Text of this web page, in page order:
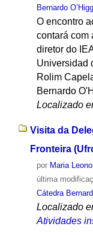
Bernardo
O encontro
contará com
diretor do
Universidad
Rolim
Bernardo
Localizado
Visita da
Fronteira
por Maria
última
Cátedra
Localizado
Atividades